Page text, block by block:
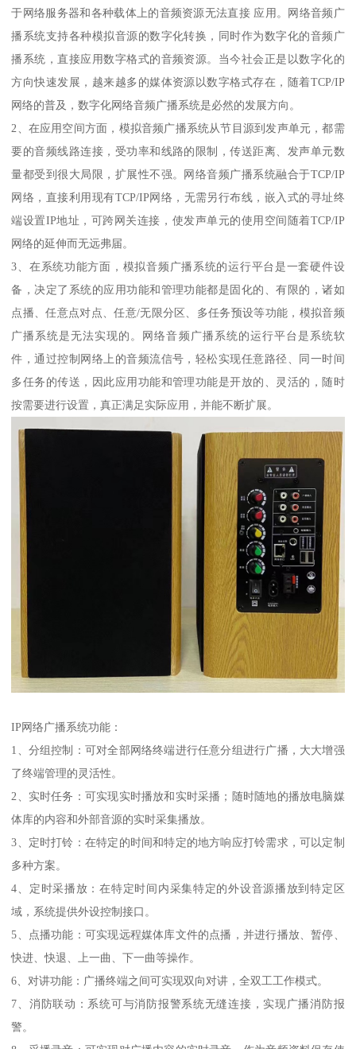
于网络服务器和各种载体上的音频资源无法直接 应用。网络音频广
播系统支持各种模拟音源的数字化转换，同时作为数字化的音频广
播系统，直接应用数字格式的音频资源。当今社会正是以数字化的
方向快速发展，越来越多的媒体资源以数字格式存在，随着TCP/IP
网络的普及，数字化网络音频广播系统是必然的发展方向。
2、在应用空间方面，模拟音频广播系统从节目源到发声单元，都需
要的音频线路连接，受功率和线路的限制，传送距离、发声单元数
量都受到很大局限，扩展性不强。网络音频广播系统融合于TCP/IP
网络，直接利用现有TCP/IP网络，无需另行布线，嵌入式的寻址终
端设置IP地址，可跨网关连接，使发声单元的使用空间随着TCP/IP
网络的延伸而无远弗届。
3、在系统功能方面，模拟音频广播系统的运行平台是一套硬件设
备，决定了系统的应用功能和管理功能都是固化的、有限的，诸如
点播、任意点对点、任意/无限分区、多任务预设等功能，模拟音频
广播系统是无法实现的。网络音频广播系统的运行平台是系统软
件，通过控制网络上的音频流信号，轻松实现任意路径、同一时间
多任务的传送，因此应用功能和管理功能是开放的、灵活的，随时
按需要进行设置，真正满足实际应用，并能不断扩展。
IP网络广播系统功能：
1、分组控制：可对全部网络终端进行任意分组进行广播，大大增强
了终端管理的灵活性。
2、实时任务：可实现实时播放和实时采播；随时随地的播放电脑媒
体库的内容和外部音源的实时采集播放。
3、定时打铃：在特定的时间和特定的地方响应打铃需求，可以定制
多种方案。
4、定时采播放：在特定时间内采集特定的外设音源播放到特定区
域，系统提供外设控制接口。
5、点播功能：可实现远程媒体库文件的点播，并进行播放、暂停、
快进、快退、上一曲、下一曲等操作。
6、对讲功能：广播终端之间可实现双向对讲，全双工工作模式。
7、消防联动：系统可与消防报警系统无缝连接，实现广播消防报
警。